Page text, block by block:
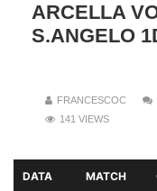
ARCELLA
S.ANGELO
FRANCESCOC
141 VIEWS
DATA MATCH